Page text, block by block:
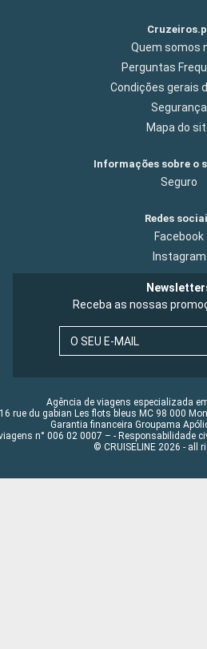
Quem somos
Perguntas
Condições gerais
Segurança
Mapa do
Informações sobre o
Seguro
Redes
Facebook
Instagram
Receba as nossas
O SEU E-MAIL
Agência de viagens especializada
16 rue du gabian Les flots bleus MC 98 000
Garantia financeira Groupama
n° 006 02 0007 – - Responsabilidade
© CRUISELINE 2026 - all